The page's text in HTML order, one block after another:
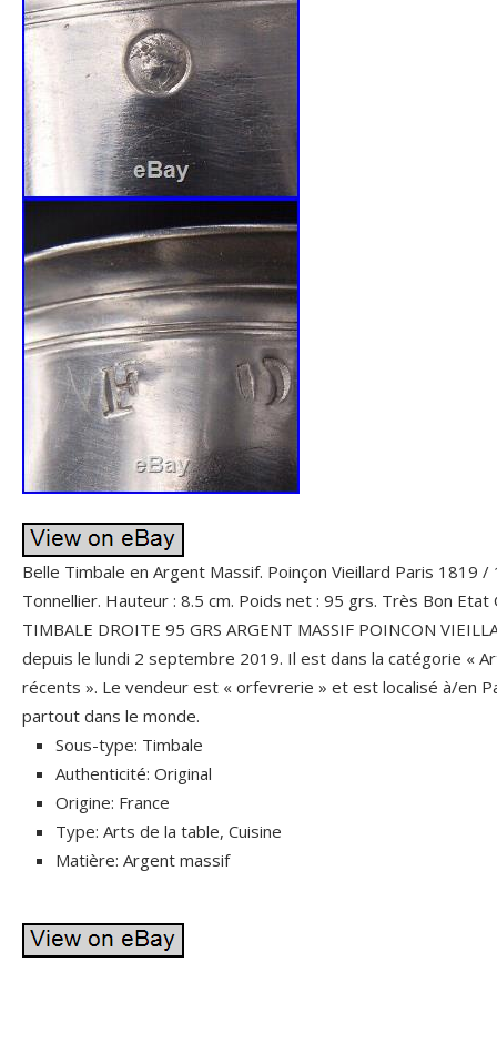
Belle Timbale en Argent Massif. Poinçon Vieillard Paris 1819 /
Tonnellier. Hauteur : 8.5 cm. Poids net : 95 grs. Très Bon Etat
TIMBALE DROITE 95 GRS ARGENT MASSIF POINCON
depuis le lundi 2 septembre 2019. Il est dans la catégorie «
récents ». Le vendeur est « orfevrerie » et est localisé à/en
partout dans le monde.
Sous-type: Timbale
Authenticité: Original
Origine: France
Type: Arts de la table, Cuisine
Matière: Argent massif